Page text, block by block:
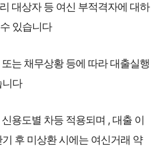
대상자 등 여신 부적격자에 대하
있습니다
는 채무상황 등에 따라 대출실행
니다
용도별 차등 적용되며 , 대출 이
후 미상환 시에는 여신거래 약